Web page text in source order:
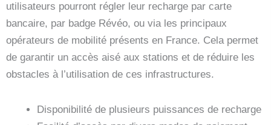
utilisateurs pourront régler leur recharge par carte
bancaire, par badge Révéo, ou via les principaux
opérateurs de mobilité présents en France. Cela permet
de garantir un accès aisé aux stations et de réduire les
obstacles à l’utilisation de ces infrastructures.
Disponibilité de plusieurs puissances de recharge